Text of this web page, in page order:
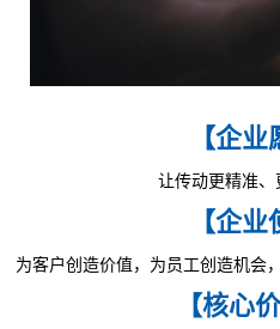
【企业
让传动更精准
【企业
为客户创造价值，为员工创造机会
【核心